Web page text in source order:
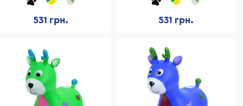
531 грн. 531 грн.